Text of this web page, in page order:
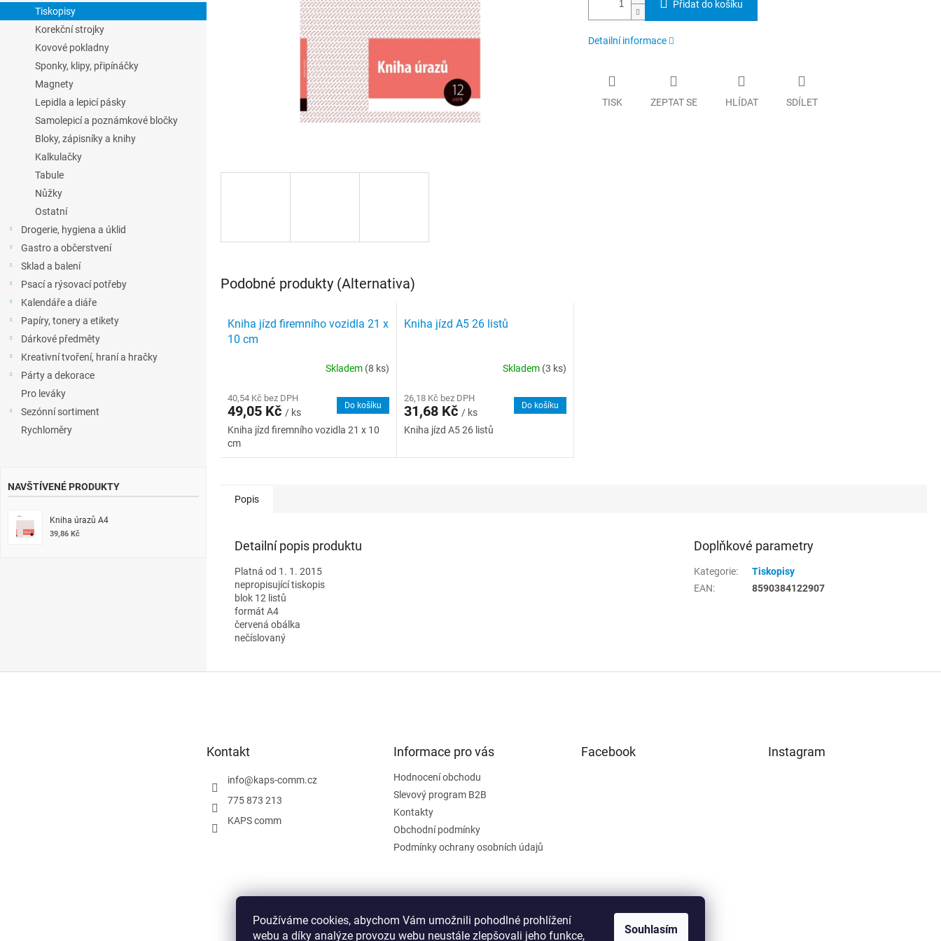
Používáme cookies, abychom Vám umožnili pohodlné prohlížení
webu a díky analýze provozu webu neustále zlepšovali jeho funkce,
Souhlasím
l
Tiskopisy
Korekční strojky
Kovové pokladny
Sponky, klipy, připínáčky
Magnety
Lepidla a lepicí pásky
Samolepicí a poznámkové bločky
Bloky, zápisníky a knihy
Kalkulačky
Tabule
Nůžky
Ostatní
Drogerie, hygiena a úklid
Gastro a občerstvení
Sklad a balení
Psací a rýsovací potřeby
Kalendáře a diáře
Papíry, tonery a etikety
Dárkové předměty
Kreativní tvoření, hraní a hračky
Párty a dekorace
Pro leváky
Sezónní sortiment
Rychloměry
NAVŠTÍVENÉ PRODUKTY
Kniha úrazů A4
39,86 Kč
Přidat do košíku
Detailní informace
TISK ZEPTAT SE HLÍDAT SDÍLET
Podobné produkty (Alternativa)
Kniha jízd firemního vozidla 21 x
10 cm
Skladem (8 ks)
40,54 Kč bez DPH
49,05 Kč / ks
Do košíku
Kniha jízd firemního vozidla 21 x 10
cm
Kniha jízd A5 26 listů
Skladem (3 ks)
26,18 Kč bez DPH
31,68 Kč/ ks
Do košíku
Kniha jízd A5 26 listů
Popis
Detailní popis produktu
Platná od 1. 1. 2015
nepropisující tiskopis
blok 12 listů
formát A4
červená obálka
nečíslovaný
Doplňkové parametry
Kategorie:
Tiskopisy
EAN: 8590384122907
Kontakt
info@kaps-comm.cz
775 873 213
KAPS comm
Informace pro vás
Hodnocení obchodu
Slevový program B2B
Kontakty
Obchodní podmínky
Podmínky ochrany osobních údajů
Facebook Instagram